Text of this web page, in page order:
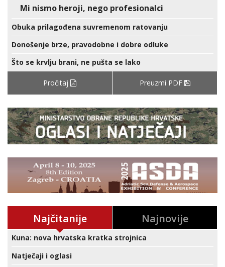
Mi nismo heroji, nego profesionalci
Obuka prilagođena suvremenom ratovanju
Donošenje brze, pravodobne i dobre odluke
Što se krvlju brani, ne pušta se lako
Pročitaj Preuzmi PDF
Najčitanije Najnovije
Kuna: nova hrvatska kratka strojnica
Natječaji i oglasi